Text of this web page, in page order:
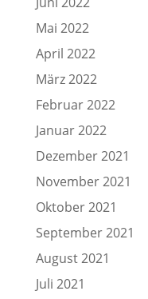
Mai 2022
April 2022
März 2022
Februar 2022
Januar 2022
Dezember 2021
November 2021
Oktober 2021
September 2021
August 2021
Juli 2021